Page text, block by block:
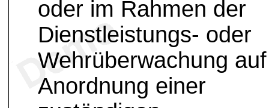
oder im Rahmen der
Dienstleistungs- oder
Wehrüberwachung auf
Anordnung einer